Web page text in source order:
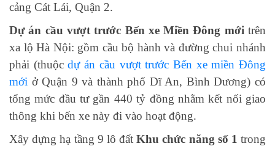
cảng Cát Lái, Quận 2.
Dự án cầu vượt trước Bến xe Miền Đông mới trên
xa lộ Hà Nội: gồm cầu bộ hành và đường chui nhánh
phải (thuộcdự án cầu vượt trước Bến xe miền Đông
mới ở Quận 9 và thành phố Dĩ An, Bình Dương) có
tổng mức đầu tư gần 440 tỷ đồng nhằm kết nối giao
thông khi bến xe này đi vào hoạt động.
Xây dựng hạ tầng 9 lô đấtKhu chức năng số 1 trong